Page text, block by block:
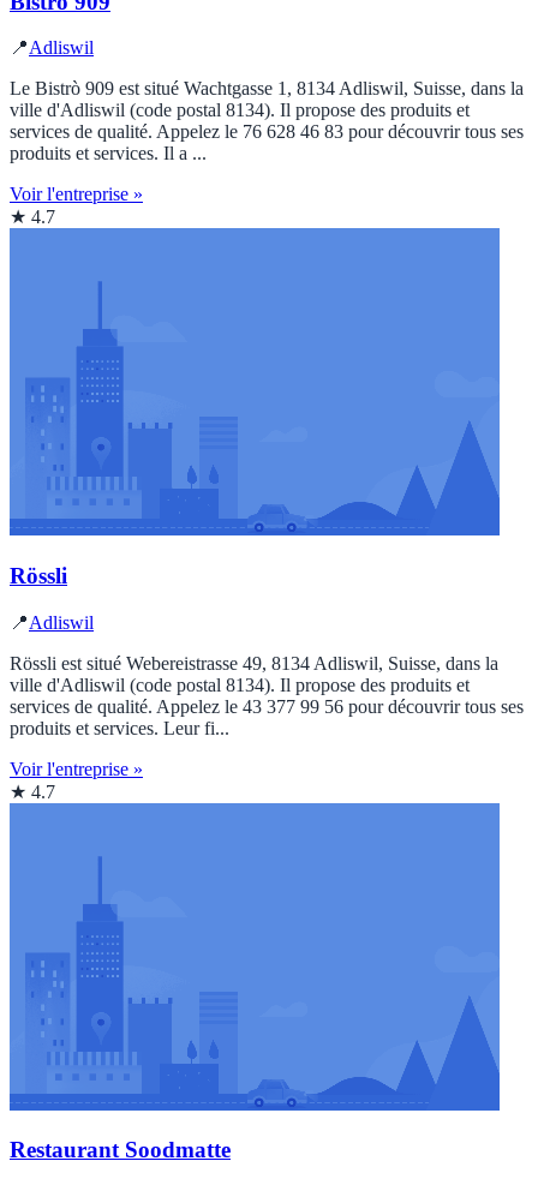
📍Adliswil
Le Bistrò 909 est situé Wachtgasse 1, 8134 Adliswil, Suisse, dans la
ville d'Adliswil (code postal 8134). Il propose des produits et
services de qualité. Appelez le 76 628 46 83 pour découvrir tous ses
produits et services. Il a ...
Voir l'entreprise »
★ 4.7
Rössli
📍Adliswil
Rössli est situé Webereistrasse 49, 8134 Adliswil, Suisse, dans la
ville d'Adliswil (code postal 8134). Il propose des produits et
services de qualité. Appelez le 43 377 99 56 pour découvrir tous ses
produits et services. Leur fi...
Voir l'entreprise »
★ 4.7
Restaurant Soodmatte